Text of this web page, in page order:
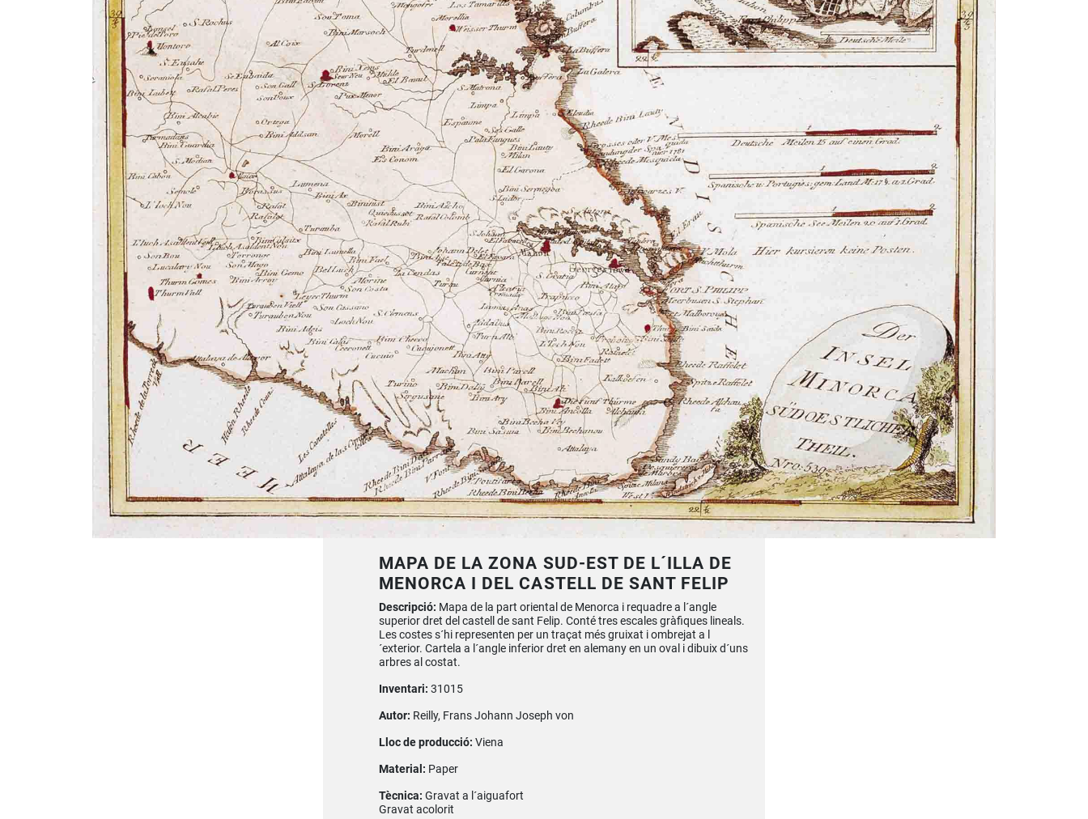
MAPA DE LA ZONA SUD-EST DE L´ILLA DE
MENORCA I DEL CASTELL DE SANT FELIP
Descripció: Mapa de la part oriental de Menorca i requadre a l´angle
superior dret del castell de sant Felip. Conté tres escales gràfiques lineals.
Les costes s´hi representen per un traçat més gruixat i ombrejat a l
´exterior. Cartela a l´angle inferior dret en alemany en un oval i dibuix d´uns
arbres al costat.
Inventari: 31015
Autor: Reilly, Frans Johann Joseph von
Lloc de producció: Viena
Material: Paper
Tècnica: Gravat a l´aiguafort
Gravat acolorit